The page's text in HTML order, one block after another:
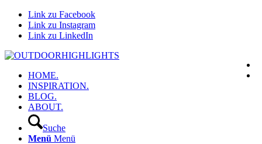
Link zu Facebook
Link zu Instagram
Link zu LinkedIn
HOME.
INSPIRATION.
BLOG.
ABOUT.
Suche
Menü Menü